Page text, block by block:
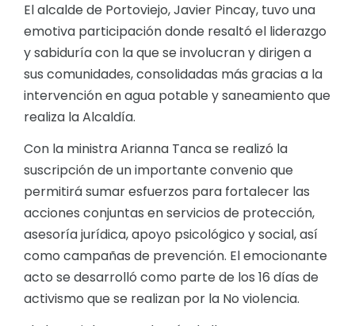
El alcalde de Portoviejo, Javier Pincay, tuvo una
emotiva participación donde resaltó el liderazgo
y sabiduría con la que se involucran y dirigen a
sus comunidades, consolidadas más gracias a la
intervención en agua potable y saneamiento que
realiza la Alcaldía.
Con la ministra Arianna Tanca se realizó la
suscripción de un importante convenio que
permitirá sumar esfuerzos para fortalecer las
acciones conjuntas en servicios de protección,
asesoría jurídica, apoyo psicológico y social, así
como campañas de prevención. El emocionante
acto se desarrolló como parte de los 16 días de
activismo que se realizan por la No violencia.